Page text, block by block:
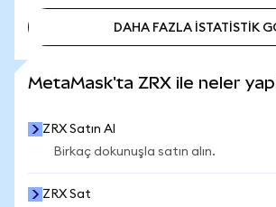
DAHA FAZLA İSTATİSTİK
MetaMask'ta ZRX ile neler
ZRX Satın Al
Birkaç dokunuşla satın alın.
ZRX Sat